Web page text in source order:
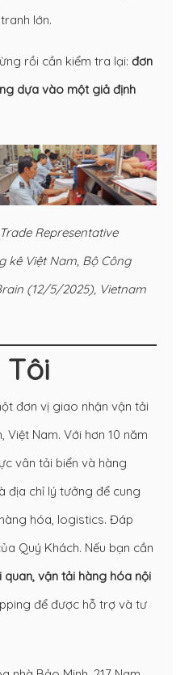
lớn.
rồi cần kiểm tra lại: đơn
dựa vào một giả định
Representative
kê Việt Nam, Bộ Công
(12/5/2025), Vietnam
Tôi
đơn vị giao nhận vận tải
Việt Nam. Với hơn 10 năm
vân tải biển và hàng
địa chỉ lý tưởng để cung
hóa, logistics. Đáp
Quý Khách. Nếu bạn cần
quan, vận tải hàng hóa nội
để được hỗ trợ và tư